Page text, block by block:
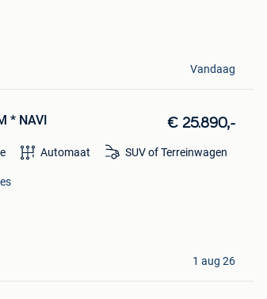
Vandaag
* NAVI € 25.890,-
Automaat SUV of Terreinwagen
1 aug 26